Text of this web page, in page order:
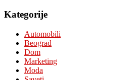
Kategorije
Automobili
Beograd
Dom
Marketing
Moda